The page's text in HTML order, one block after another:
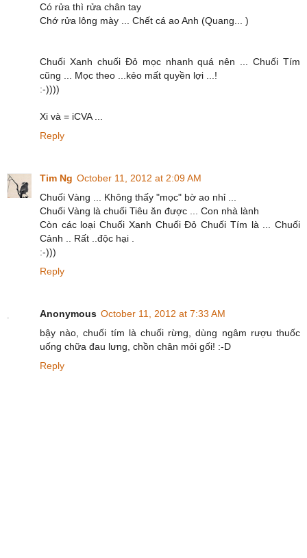
Có rửa thì rửa chân tay
Chớ rửa lông mày ... Chết cá ao Anh (Quang... )
Chuối Xanh chuối Đỏ mọc nhanh quá nên ... Chuối Tím
cũng ... Mọc theo ...kẻo mất quyền lợi ...!
:-))))
Xi và = iCVA ...
Reply
Tim Ng October 11, 2012 at 2:09 AM
Chuối Vàng ... Không thấy "mọc" bờ ao nhỉ ...
Chuối Vàng là chuối Tiêu ăn được ... Con nhà lành
Còn các loại Chuối Xanh Chuối Đỏ Chuối Tím là ... Chuối
Cảnh .. Rất ..độc hại .
:-)))
Reply
Anonymous October 11, 2012 at 7:33 AM
bậy nào, chuối tím là chuối rừng, dùng ngâm rượu thuốc
uống chữa đau lưng, chồn chân mỏi gối! :-D
Reply